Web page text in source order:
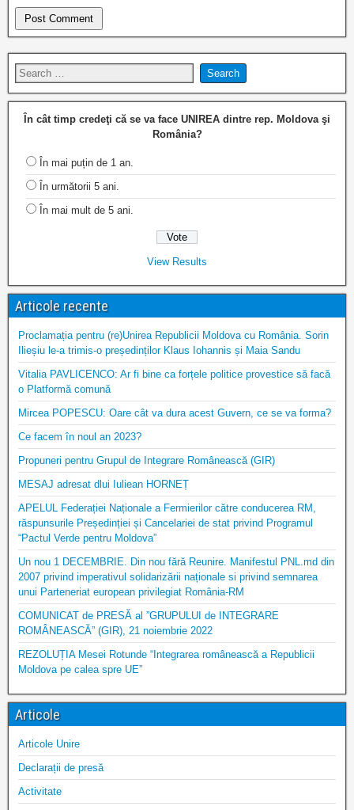
În cât timp credeţi că se va face UNIREA dintre rep. Moldova şi
România?
În mai puțin de 1 an.
În următorii 5 ani.
În mai mult de 5 ani.
View Results
Articole recente
Proclamația pentru (re)Unirea Republicii Moldova cu România. Sorin
Ilieșiu le-a trimis-o președinților Klaus Iohannis și Maia Sandu
Vitalia PAVLICENCO: Ar fi bine ca forțele politice provestice să facă
o Platformă comună
Mircea POPESCU: Oare cât va dura acest Guvern, ce se va forma?
Ce facem în noul an 2023?
Propuneri pentru Grupul de Integrare Românească (GIR)
MESAJ adresat dlui Iuliean HORNEȚ
APELUL Federației Naționale a Fermierilor către conducerea RM,
răspunsurile Președinției și Cancelariei de stat privind Programul
“Pactul Verde pentru Moldova”
Un nou 1 DECEMBRIE. Din nou fără Reunire. Manifestul PNL.md din
2007 privind imperativul solidarizării naționale si privind semnarea
unui Parteneriat european privilegiat România-RM
COMUNICAT de PRESĂ al ”GRUPULUI de INTEGRARE
ROMÂNEASCĂ” (GIR), 21 noiembrie 2022
REZOLUȚIA Mesei Rotunde “Integrarea românească a Republicii
Moldova pe calea spre UE”
Articole
Articole Unire
Declarații de presă
Activitate